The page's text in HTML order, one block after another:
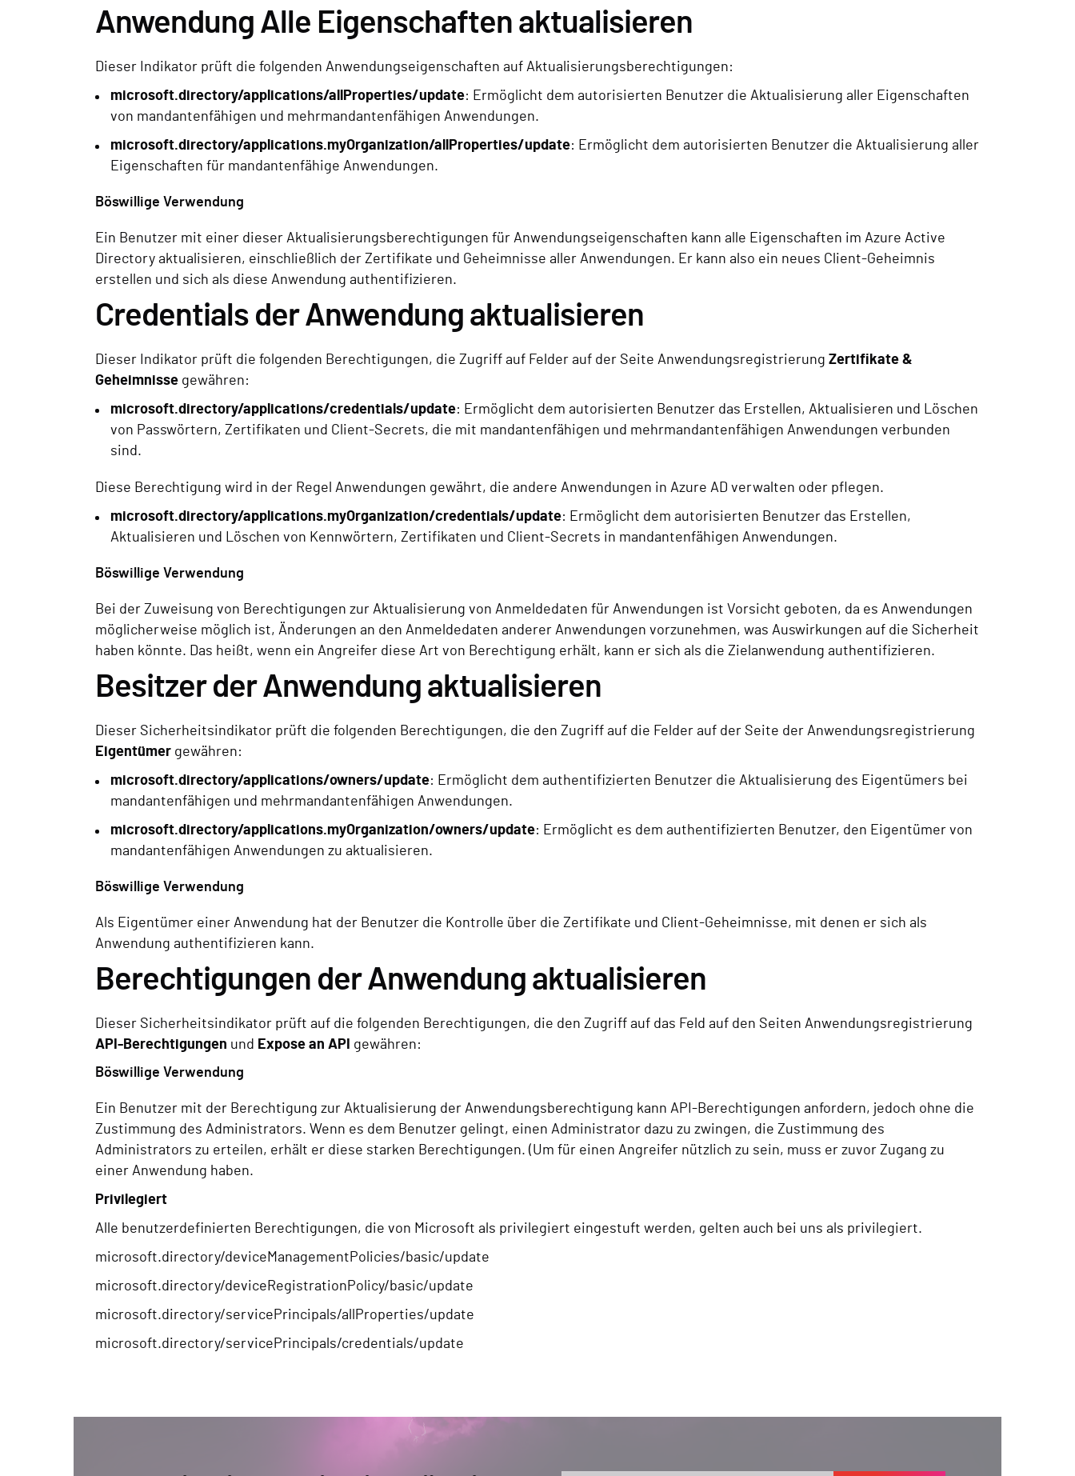
Anwendung Alle Eigenschaften aktualisieren
Dieser Indikator prüft die folgenden Anwendungseigenschaften auf Aktualisierungsberechtigungen:
microsoft.directory/applications/allProperties/update: Ermöglicht dem autorisierten Benutzer die Aktualisierung aller Eigenschaften
von mandantenfähigen und mehrmandantenfähigen Anwendungen.
microsoft.directory/applications.myOrganization/allProperties/update: Ermöglicht dem autorisierten Benutzer die Aktualisierung aller
Eigenschaften für mandantenfähige Anwendungen.
Böswillige Verwendung
Ein Benutzer mit einer dieser Aktualisierungsberechtigungen für Anwendungseigenschaften kann alle Eigenschaften im Azure Active
Directory aktualisieren, einschließlich der Zertifikate und Geheimnisse aller Anwendungen. Er kann also ein neues Client-Geheimnis
erstellen und sich als diese Anwendung authentifizieren.
Credentials der Anwendung aktualisieren
Dieser Indikator prüft die folgenden Berechtigungen, die Zugriff auf Felder auf der Seite Anwendungsregistrierung Zertifikate &
Geheimnisse gewähren:
microsoft.directory/applications/credentials/update: Ermöglicht dem autorisierten Benutzer das Erstellen, Aktualisieren und Löschen
von Passwörtern, Zertifikaten und Client-Secrets, die mit mandantenfähigen und mehrmandantenfähigen Anwendungen verbunden
sind.
Diese Berechtigung wird in der Regel Anwendungen gewährt, die andere Anwendungen in Azure AD verwalten oder pflegen.
microsoft.directory/applications.myOrganization/credentials/update: Ermöglicht dem autorisierten Benutzer das Erstellen,
Aktualisieren und Löschen von Kennwörtern, Zertifikaten und Client-Secrets in mandantenfähigen Anwendungen.
Böswillige Verwendung
Bei der Zuweisung von Berechtigungen zur Aktualisierung von Anmeldedaten für Anwendungen ist Vorsicht geboten, da es Anwendungen
möglicherweise möglich ist, Änderungen an den Anmeldedaten anderer Anwendungen vorzunehmen, was Auswirkungen auf die Sicherheit
haben könnte. Das heißt, wenn ein Angreifer diese Art von Berechtigung erhält, kann er sich als die Zielanwendung authentifizieren.
Besitzer der Anwendung aktualisieren
Dieser Sicherheitsindikator prüft die folgenden Berechtigungen, die den Zugriff auf die Felder auf der Seite der Anwendungsregistrierung
Eigentümer gewähren:
microsoft.directory/applications/owners/update: Ermöglicht dem authentifizierten Benutzer die Aktualisierung des Eigentümers bei
mandantenfähigen und mehrmandantenfähigen Anwendungen.
microsoft.directory/applications.myOrganization/owners/update: Ermöglicht es dem authentifizierten Benutzer, den Eigentümer von
mandantenfähigen Anwendungen zu aktualisieren.
Böswillige Verwendung
Als Eigentümer einer Anwendung hat der Benutzer die Kontrolle über die Zertifikate und Client-Geheimnisse, mit denen er sich als
Anwendung authentifizieren kann.
Berechtigungen der Anwendung aktualisieren
Dieser Sicherheitsindikator prüft auf die folgenden Berechtigungen, die den Zugriff auf das Feld auf den Seiten Anwendungsregistrierung
API-Berechtigungen und Expose an API gewähren:
Böswillige Verwendung
Ein Benutzer mit der Berechtigung zur Aktualisierung der Anwendungsberechtigung kann API-Berechtigungen anfordern, jedoch ohne die
Zustimmung des Administrators. Wenn es dem Benutzer gelingt, einen Administrator dazu zu zwingen, die Zustimmung des
Administrators zu erteilen, erhält er diese starken Berechtigungen. (Um für einen Angreifer nützlich zu sein, muss er zuvor Zugang zu
einer Anwendung haben.
Privilegiert
Alle benutzerdefinierten Berechtigungen, die von Microsoft als privilegiert eingestuft werden, gelten auch bei uns als privilegiert.
microsoft.directory/deviceManagementPolicies/basic/update
microsoft.directory/deviceRegistrationPolicy/basic/update
microsoft.directory/servicePrincipals/allProperties/update
microsoft.directory/servicePrincipals/credentials/update